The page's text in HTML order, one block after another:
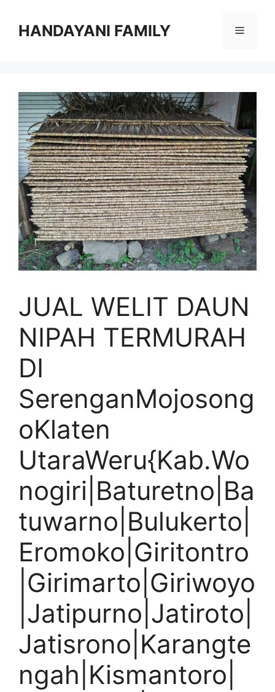
HANDAYANI FAMILY Menu
JUAL WELIT DAUN
NIPAH TERMURAH
DI
SerenganMojosong
oKlaten
UtaraWeru{Kab.Wo
nogiri|Baturetno|Ba
tuwarno|Bulukerto|
Eromoko|Giritontro
|Girimarto|Giriwoyo
|Jatipurno|Jatiroto|
Jatisrono|Karangte
ngah|Kismantoro|